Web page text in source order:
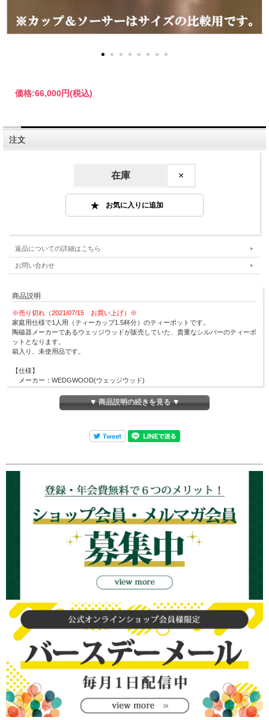
価格:66,000円(税込)
注文
在庫 ×
返品についての詳細はこちら
お問い合わせ
商品説明
※売り切れ（2021/07/15 お買い上げ）※
家庭用仕様で1人用（ティーカップ1.5杯分）のティーポットです。
陶磁器メーカーであるウェッジウッドが販売していた、貴重なシルバーのティーポ
ットとなります。
箱入り、未使用品です。
【仕様】
メーカー：WEDGWOOD(ウェッジウッド)
ティーポット：幅約170mm×高さ約105mm
アンティークシルバーウェアの在庫について
ロンドンティールームで扱うアンティークは全て一点商品です。
商品は各オンラインショップ・実店舗と在庫を共有しているため、在庫有りと表示
されていてもご注文のタイミングにより、売切れとなる場合がございます。
その場合はメールにてご連絡致しますので、予めご理解・ご了承のほど宜しくお願
▼ 商品説明の続きを見る ▼